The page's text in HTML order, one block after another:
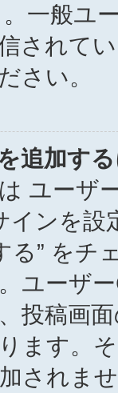
一般ユ
されて
さい。
追加す
ユーザ
インを
る” を
ユーザ
投稿画
ます。
されま